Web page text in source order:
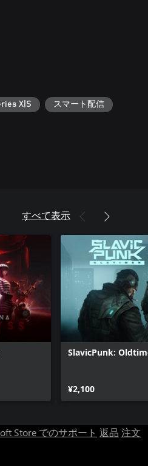
X|S スマート配信
すべて表示
SlavicPunk:
¥2,100
Store でのサポート 返品 注文